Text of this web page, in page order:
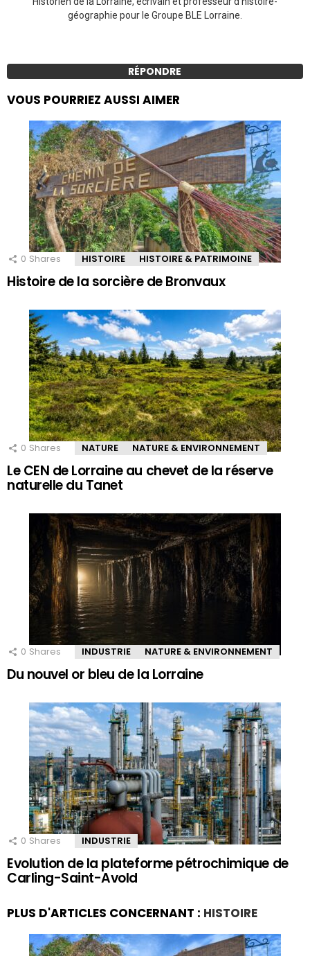
géographie pour le Groupe BLE Lorraine.
RÉPONDRE
VOUS POURRIEZ AUSSI AIMER
0 Shares HISTOIRE HISTOIRE & PATRIMOINE
Histoire de la sorcière de Bronvaux
0 Shares NATURE NATURE & ENVIRONNEMENT
Le CEN de Lorraine au chevet de la réserve
naturelle du Tanet
0 Shares INDUSTRIE NATURE & ENVIRONNEMENT
Du nouvel or bleu de la Lorraine
0 Shares INDUSTRIE
Evolution de la plateforme pétrochimique de
Carling-Saint-Avold
PLUS D'ARTICLES CONCERNANT : HISTOIRE